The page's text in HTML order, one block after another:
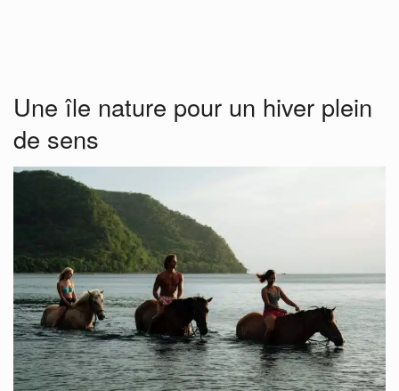
Une île nature pour un hiver plein
de sens